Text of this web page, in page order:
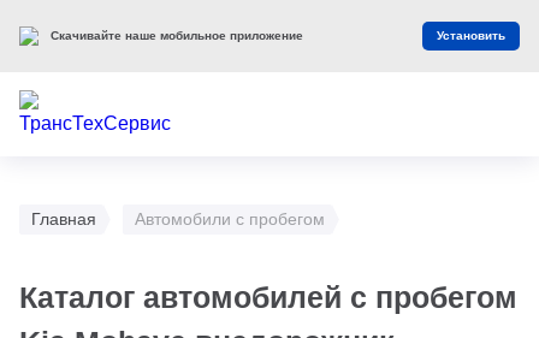
Главная Автомобили с пробегом
Каталог автомобилей с пробегом
Скачивайте наше мобильное приложение Установить